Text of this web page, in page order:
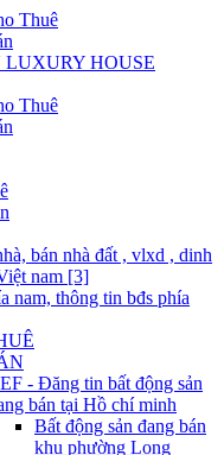
Thuê
HOUSE
Thuê
bán nhà đất , vlxd , dinh
nam [3]
nam, thông tin bđs phía
- Đăng tin bất động sản
bán tại Hồ chí minh
Bất động sản đang bán
khu phường Long